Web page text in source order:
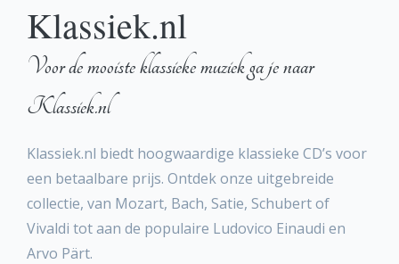
Klassiek.nl
Voor de mooiste klassieke muziek ga je naar
Klassiek.nl
Klassiek.nl biedt hoogwaardige klassieke CD’s voor
een betaalbare prijs. Ontdek onze uitgebreide
collectie, van Mozart, Bach, Satie, Schubert of
Vivaldi tot aan de populaire Ludovico Einaudi en
Arvo Pärt.